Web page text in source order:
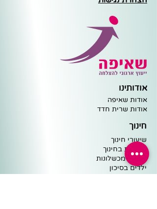
אודותינו
אודות שאיפה
אודות שרית חדד
חינוך
שיעורי חינוך
מצוינות בחינוך
למידה מכשלונות
ילדים בסיכון